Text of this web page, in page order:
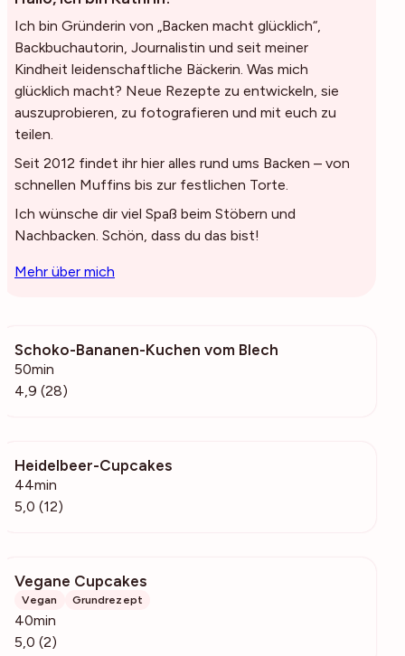
Ich bin Gründerin von „Backen macht glücklich“,
Backbuchautorin, Journalistin und seit meiner
Kindheit leidenschaftliche Bäckerin. Was mich
glücklich macht? Neue Rezepte zu entwickeln, sie
auszuprobieren, zu fotografieren und mit euch zu
teilen.
Seit 2012 findet ihr hier alles rund ums Backen – von
schnellen Muffins bis zur festlichen Torte.
Ich wünsche dir viel Spaß beim Stöbern und
Nachbacken. Schön, dass du das bist!
Mehr über mich
Schoko-Bananen-Kuchen vom Blech
50min
4,9 (28)
Heidelbeer-Cupcakes
44min
5,0 (12)
Vegane Cupcakes
Vegan Grundrezept
40min
5,0 (2)